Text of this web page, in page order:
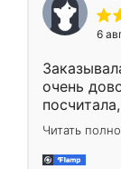
Мне
мебели6
очень
Замерщик
делу со
за день,
Читать